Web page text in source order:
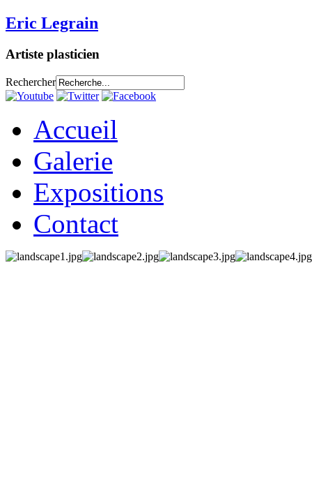
Eric Legrain
Artiste plasticien
Rechercher
Accueil
Galerie
Expositions
Contact